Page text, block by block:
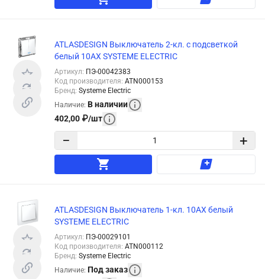
ATLASDESIGN Выключатель 2-кл. с подсветкой
белый 10АХ SYSTEME ELECTRIC
Артикул: ПЭ-00042383
Код производителя: ATN000153
Бренд: Systeme Electric
Наличие: В наличии
402,00 ₽/шт
− +
ATLASDESIGN Выключатель 1-кл. 10АХ белый
SYSTEME ELECTRIC
Артикул: ПЭ-00029101
Код производителя: ATN000112
Бренд: Systeme Electric
Наличие: Под заказ